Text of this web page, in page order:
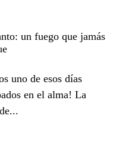
un fuego que jamás
uno de esos días
en el alma! La